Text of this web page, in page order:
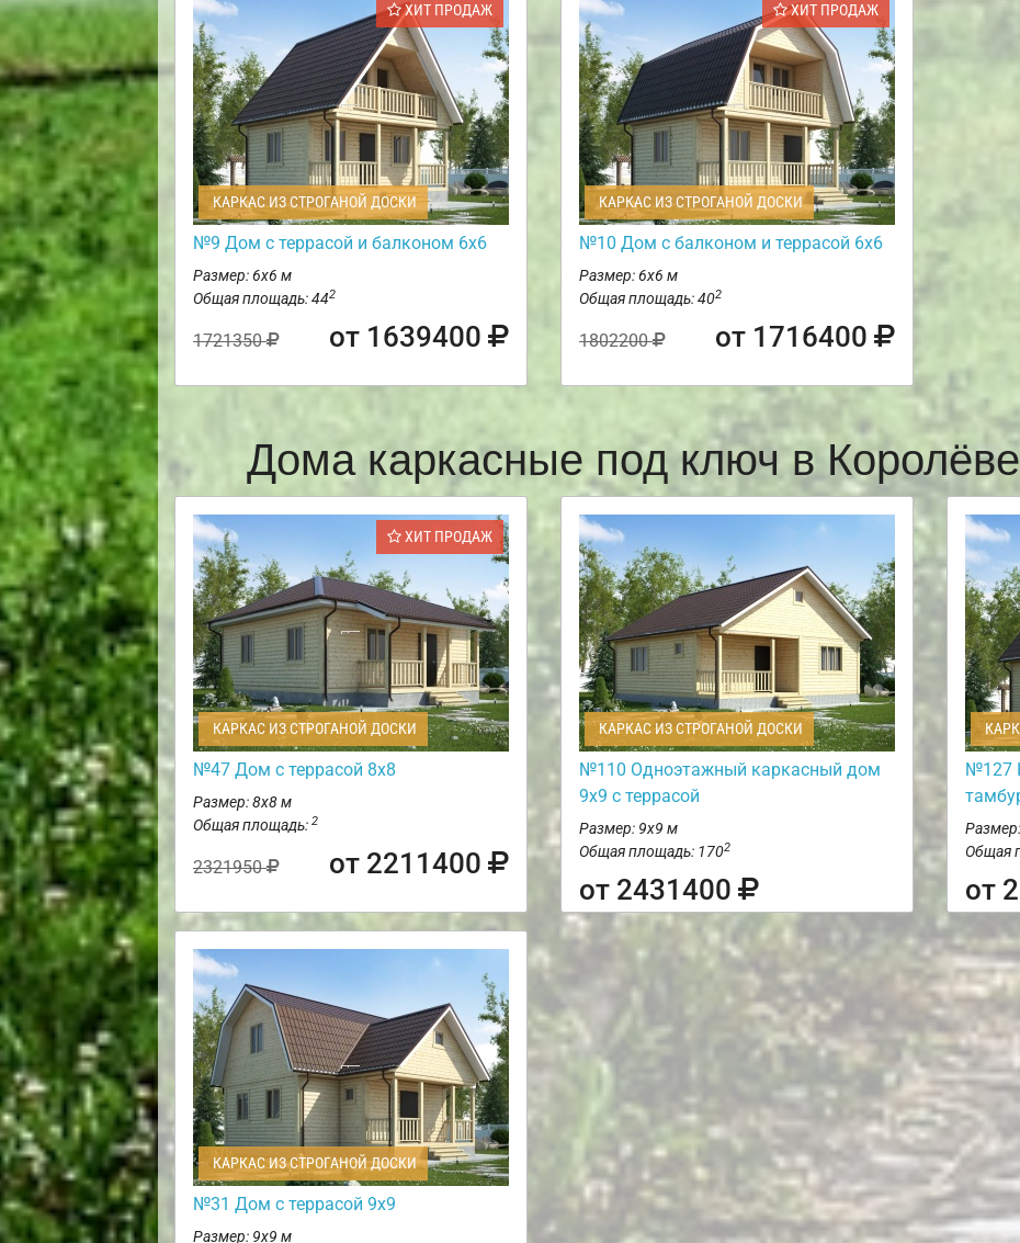
ХИТ ПРОДАЖ
КАРКАС ИЗ СТРОГАНОЙ ДОСКИ
№9 Дом с террасой и балконом 6х6
Размер: 6х6 м
Общая площадь: 442
1721350 от 1639400
ХИТ ПРОДАЖ
КАРКАС ИЗ СТРОГАНОЙ ДОСКИ
№10 Дом с балконом и террасой 6х6
Размер: 6х6 м
Общая площадь: 402
1802200 от 1716400
Дома каркасные под ключ в
ХИТ ПРОДАЖ
КАРКАС ИЗ СТРОГАНОЙ ДОСКИ
№47 Дом с террасой 8х8
Размер: 8х8 м
Общая площадь: 2
2321950 от 2211400
КАРКАС ИЗ СТРОГАНОЙ ДОСКИ
№110 Одноэтажный каркасный дом
9х9 с террасой
Размер: 9х9 м
Общая площадь: 1702
от 2431400
№127
Общая
от
КАРКАС ИЗ СТРОГАНОЙ ДОСКИ
№31 Дом с террасой 9х9
Размер: 9х9 м